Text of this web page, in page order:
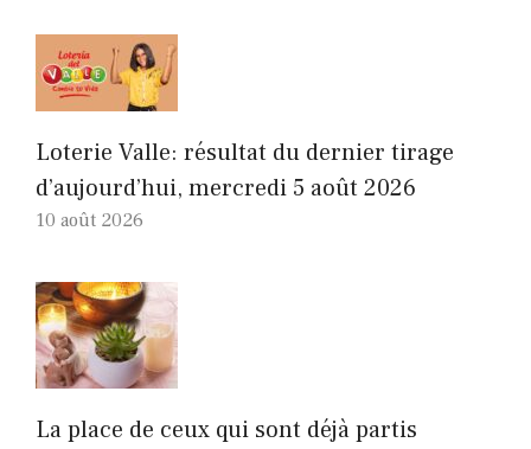
Loterie Valle: résultat du dernier tirage
d’aujourd’hui, mercredi 5 août 2026
10 août 2026
La place de ceux qui sont déjà partis